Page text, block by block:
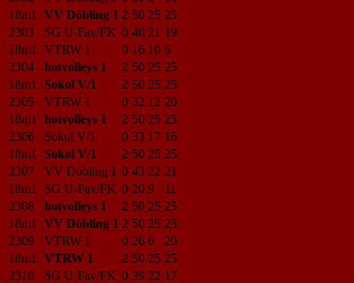
18m1
VV Döbling 1 2 50 25 25
2303
SG U-Fav/FK 0 40 21 19
18m1
VTRW 1 0 16 10 6
2304
hotvolleys 1 2 50 25 25
18m1
Sokol V/1 2 50 25 25
2305
VTRW 1 0 32 12 20
18m1
hotvolleys 1 2 50 25 25
2306
Sokol V/1 0 33 17 16
18m1
Sokol V/1 2 50 25 25
2307
VV Döbling 1 0 43 22 21
18m1
SG U-Fav/FK 0 20 9
11
2308
hotvolleys 1 2 50 25 25
18m1
VV Döbling 1 2 50 25 25
2309
VTRW 1 0 26 6
20
18m1
VTRW 1 2 50 25 25
2310
SG U-Fav/FK 0 39 22 17